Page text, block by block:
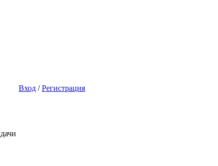
Вход /Регистрация